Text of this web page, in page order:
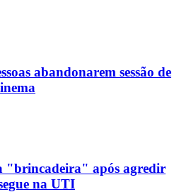
abandonarem sessão de
"brincadeira" após agredir
na UTI